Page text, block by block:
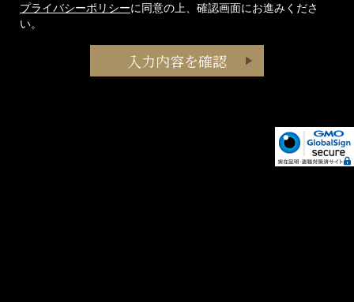
プライバシーポリシーに同意の上、確認画面にお進みくださ
い。